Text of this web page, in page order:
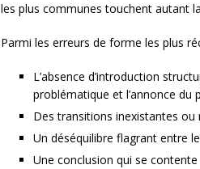
les plus communes touchent autant
Parmi les erreurs de forme les plus
L’absence d’introduction
problématique et l’annonce du
Des transitions inexistantes
Un déséquilibre flagrant entre
Une conclusion qui se